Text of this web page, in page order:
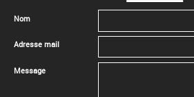
Nom
Adresse mail
Message